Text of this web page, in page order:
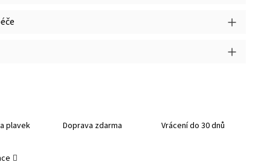
plavek Doprava zdarma Vrácení do 30 dnů